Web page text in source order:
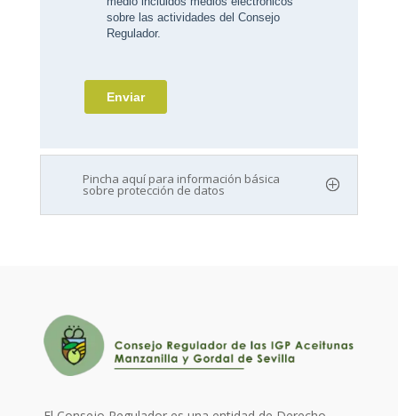
Pincha aquí para información básica
sobre protección de datos